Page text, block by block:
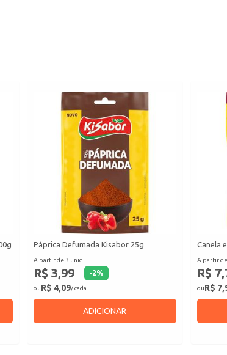
Páprica Defumada Kisabor 25g
A partir de 3 unid.
R$ 3,99 -2%
ouR$ 4,09/ cada
ADICIONAR
Canela
A partir de
R$
ouR$